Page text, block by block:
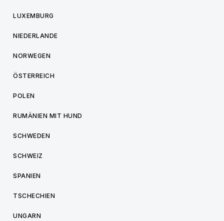
LUXEMBURG
NIEDERLANDE
NORWEGEN
ÖSTERREICH
POLEN
RUMÄNIEN MIT HUND
SCHWEDEN
SCHWEIZ
SPANIEN
TSCHECHIEN
UNGARN